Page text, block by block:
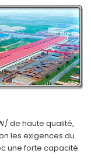
de haute qualité,
les exigences du
une forte capacité